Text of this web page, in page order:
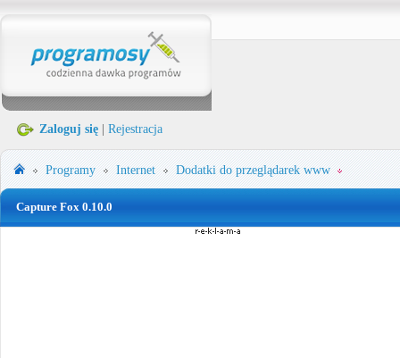
Zaloguj się Rejestracja
Programy Internet Dodatki do przeglądarek www
Capture Fox 0.10.0